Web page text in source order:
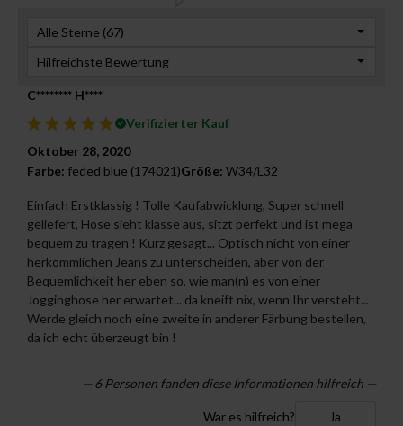
Alle Sterne (67)
Hilfreichste Bewertung
C******** H****
Verifizierter Kauf
Oktober 28, 2020
Farbe: feded blue (174021)Größe:W34/L32
Einfach Erstklassig ! Tolle Kaufabwicklung, Super schnell
geliefert, Hose sieht klasse aus, sitzt perfekt und ist mega
bequem zu tragen ! Kurz gesagt... Optisch nicht von einer
herkömmlichen Jeans zu unterscheiden, aber von der
Bequemlichkeit her eben so, wie man(n) es von einer
Jogginghose her erwartet... da kneift nix, wenn Ihr versteht...
Werde gleich noch eine zweite in anderer Färbung bestellen,
da ich echt überzeugt bin !
— 6Personen fanden diese Informationen hilfreich —
War es hilfreich? Ja